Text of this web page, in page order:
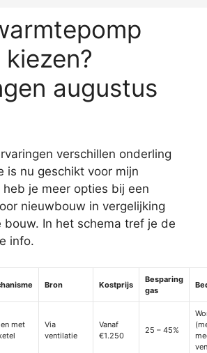
augustus
verschillen onderling
is nu geschikt voor mijn
heb je meer opties bij een
nieuwbouw in vergelijking
In het schema tref je de
info.
Bron Kostprijs
Besparing
gas
met
Via
ventilatie
Vanaf
€1.250
25 – 45%